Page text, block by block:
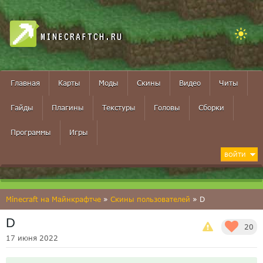
MINECRAFTCH.RU
Главная Карты Моды Скины Видео Читы
Гайды Плагины Текстуры Головы Сборки
Программы Игры
ВОЙТИ
Minecraft на Майнкрафтче » Скины пользователей » D
20
D
17 июня 2022